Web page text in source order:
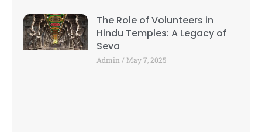
The Role of Volunteers in
Hindu Temples: A Legacy of
Seva
Admin May 7, 2025